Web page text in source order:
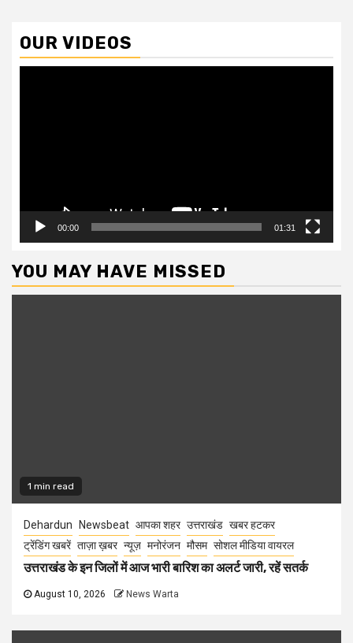
OUR VIDEOS
00:00 01:31
YOU MAY HAVE MISSED
1 min read
Dehardun Newsbeat आपका शहर उत्तराखंड खबर हटकर
ट्रेंडिंग खबरें ताज़ा ख़बर न्यूज़ मनोरंजन मौसम सोशल मीडिया वायरल
उत्तराखंड के इन जिलों में आज भारी बारिश का अलर्ट जारी, रहें सतर्क
August 10, 2026 News Warta